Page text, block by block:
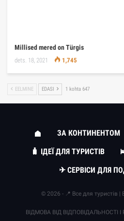
Millised mered on Türgis
dets. 18, 2021 1,745
EELMINE EDASI 1 kohta 647
ЗА КОНТИНЕНТОМ
🧳 ІДЕЇ ДЛЯ ТУРИСТІВ
✈ СЕРВІСИ ДЛЯ
© 2026 - 📍 Все для туристів |
ВІДМОВА ВІД ВІДПОВІДАЛЬНОСТІ